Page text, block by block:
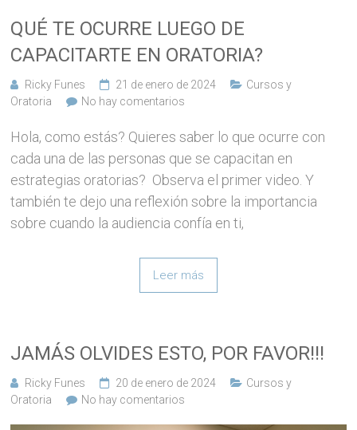
QUÉ TE OCURRE LUEGO DE
CAPACITARTE EN ORATORIA?
Ricky Funes 21 de enero de 2024
Cursos y
Oratoria
No hay comentarios
Hola, como estás? Quieres saber lo que ocurre con
cada una de las personas que se capacitan en
estrategias oratorias? Observa el primer video. Y
también te dejo una reflexión sobre la importancia
sobre cuando la audiencia confía en ti,
Leer más
JAMÁS OLVIDES ESTO, POR FAVOR!!!
Ricky Funes 20 de enero de 2024
Cursos y
Oratoria
No hay comentarios